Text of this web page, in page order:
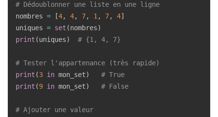
# Dédoublonner une liste en une ligne
nombres = [4, 4, 7, 1, 7, 4]
uniques = set (nombres)
print (uniques) # {1, 4, 7}
# Tester l'appartenance (très rapide)
print (3 in mon_set)
# True
print (9 in mon_set) # False
# Ajouter une valeur